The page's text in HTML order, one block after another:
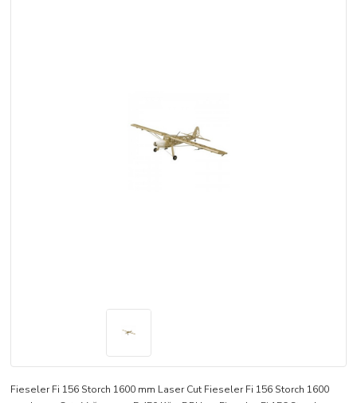
Fieseler Fi 156 Storch 1600 mm Laser Cut Fieseler Fi 156 Storch 1600